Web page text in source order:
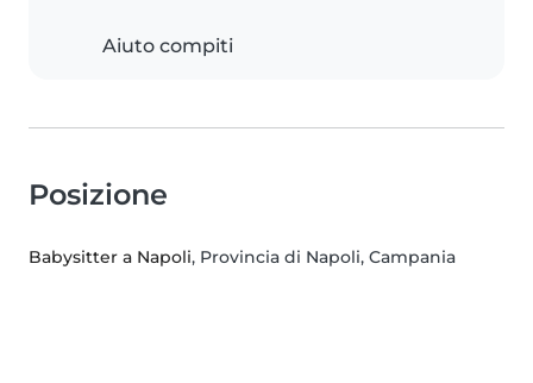
Aiuto compiti
Posizione
Babysitter a Napoli, Provincia di Napoli, Campania